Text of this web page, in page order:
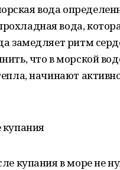
вода
вода,
замедляет ритм
что в морской
начинают
купания в море не